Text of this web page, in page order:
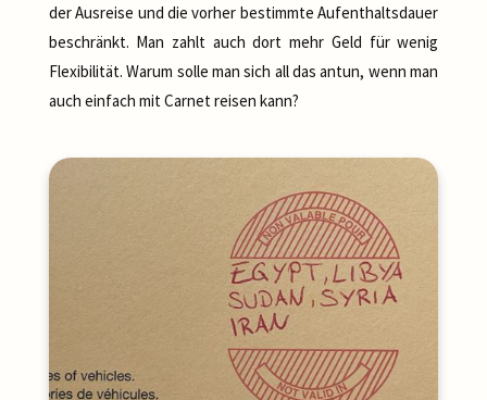
der Ausreise und die vorher bestimmte Aufenthaltsdauer
beschränkt. Man zahlt auch dort mehr Geld für wenig
Flexibilität. Warum solle man sich all das antun, wenn man
auch einfach mit Carnet reisen kann?